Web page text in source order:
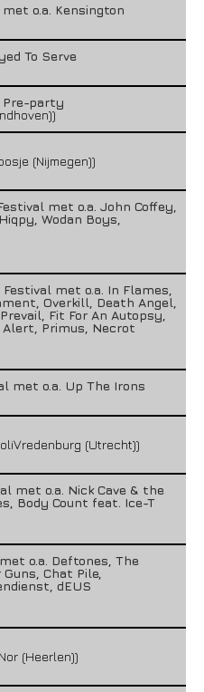
o.a. Kensington
To Serve
party
(Nijmegen))
met o.a. John Coffey,
Wodan Boys,
met o.a. In Flames,
Overkill, Death Angel,
Fit For An Autopsy,
Primus, Necrot
met o.a. Up The Irons
(Utrecht))
met o.a. Nick Cave & the
Body Count feat. Ice-T
o.a. Deftones, The
Chat Pile,
dEUS
(Heerlen))